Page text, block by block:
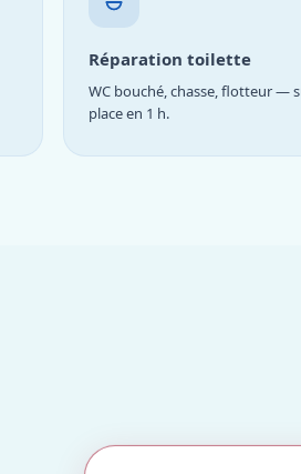
Réparation toilette
WC bouché, chasse, flotteur —
place en 1 h.